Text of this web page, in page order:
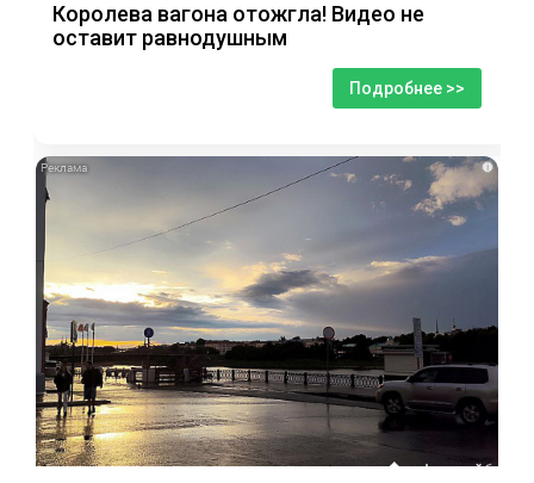
Королева вагона отожгла! Видео не
оставит равнодушным
Подробнее >>
i